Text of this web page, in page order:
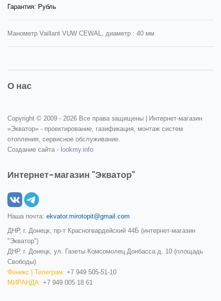
Гарантия: Рубль
Манометр Vaillant VUW CEWAL, диаметр : 40 мм
О нас
Copyright © 2009 - 2026 Все права защищены | Интернет-магазин
«Экватор» - проектирование, газификация, монтаж систем
отопления, сервисное обслуживание.
Создание сайта - lookmy.info
Интернет-магазин "Экватор"
Наша почта: ekvator.mirotopit@gmail.com
ДНР, г. Донецк, пр-т Красногвардейский 44Б (интернет-магазин
"Экватор")
ДНР, г. Донецк, ул. Газеты Комсомолец Донбасса д. 10 (площадь
Свободы)
Феникс | Телеграм: +7 949 505-51-10
МИРАНДА: +7 949 005 18 61